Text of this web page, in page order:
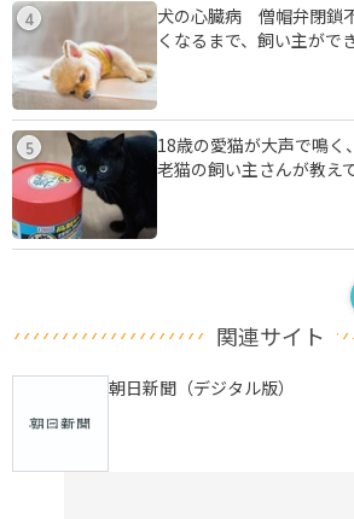
4
犬の心臓病 僧帽弁閉鎖
くなるまで、飼い主がで
5
18歳の愛猫が大声で鳴
老猫の飼い主さんが教え
関連サイト
朝日新聞（デジタル版）